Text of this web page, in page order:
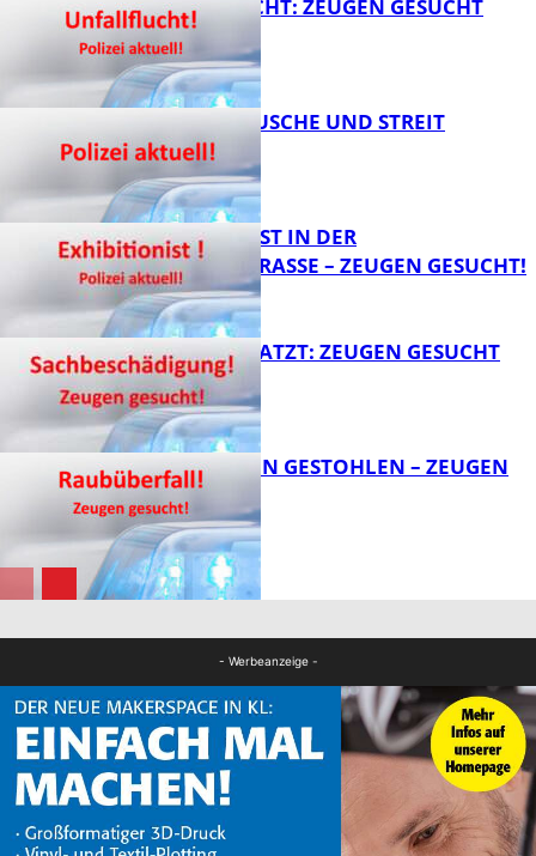
UNFALLFLUCHT: ZEUGEN GESUCHT
KNALLGERÄUSCHE UND STREIT
EXHIBITIONIST IN DER
VELMANNSTRASSE – ZEUGEN GESUCHT!
AUTO ZERKRATZT: ZEUGEN GESUCHT
TEURE KETTEN GESTOHLEN – ZEUGEN
GESUCHT!
- Werbeanzeige -